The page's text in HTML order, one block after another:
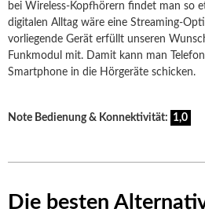
bei Wireless-Kopfhörern findet man so
digitalen Alltag wäre eine Streaming-
vorliegende Gerät erfüllt unseren
Funkmodul mit. Damit kann man
Smartphone in die Hörgeräte schicken.
Note Bedienung & Konnektivität: 1,0
Die besten